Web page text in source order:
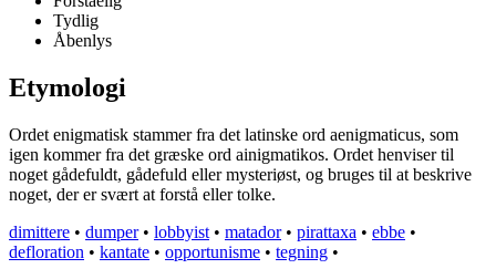
Tydlig
Åbenlys
Etymologi
Ordet enigmatisk stammer fra det latinske ord aenigmaticus, som
igen kommer fra det græske ord ainigmatikos. Ordet henviser til
noget gådefuldt, gådefuld eller mysteriøst, og bruges til at beskrive
noget, der er svært at forstå eller tolke.
dimittere • dumper• lobbyist • matador• pirattaxa • ebbe •
defloration • kantate • opportunisme • tegning •